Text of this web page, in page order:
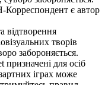
Корреспондент є автор
відтворення
творів
забороняється.
призначені для осіб
іграх може